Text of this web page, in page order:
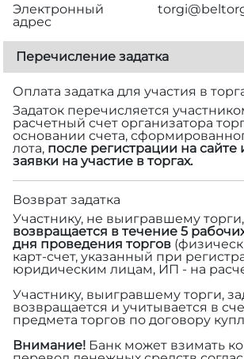
Электронный
адрес
Перечисление задатка
Оплата задатка для участия в
Задаток перечисляется
расчетный счет организатора
основании счета,
лота, после регистрации на сайте
заявки на участие в торгах.
Возврат задатка
Участнику, не выигравшему торги,
возвращается в течение 5
дня проведения торгов
карт-счет, указанный при
юридическим лицам, ИП - на
Участнику, выигравшему торги,
возвращается и учитывается в
предмета торгов по договору
Внимание! Банк может взимать